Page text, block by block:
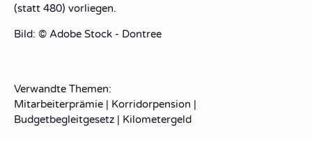
(statt 480) vorliegen.
Bild: © Adobe Stock - Dontree
Verwandte Themen:
Mitarbeiterprämie | Korridorpension |
Budgetbegleitgesetz | Kilometergeld